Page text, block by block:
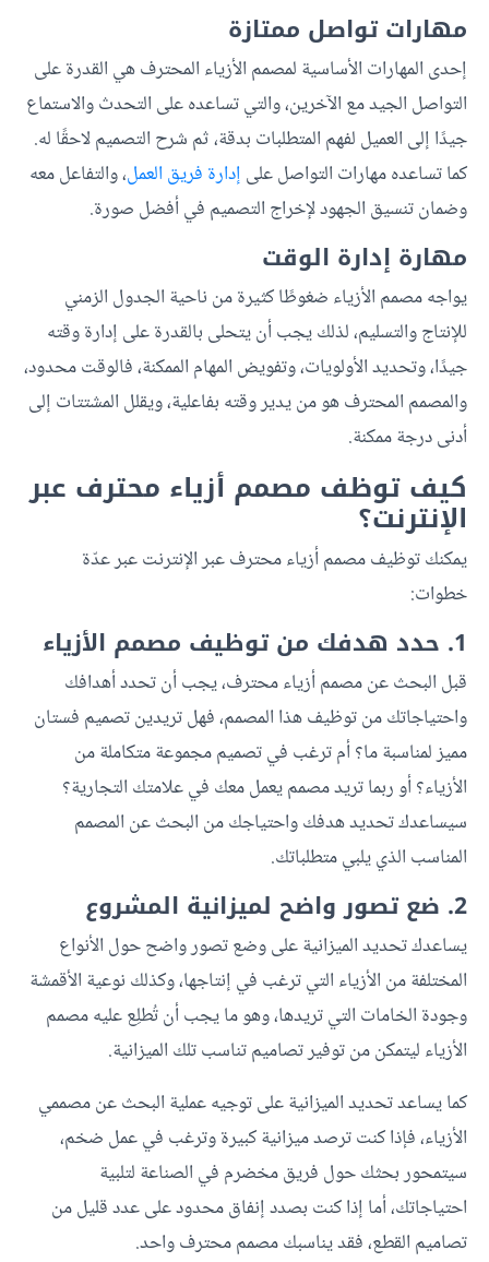
مهارات تواصل ممتازة
إحدى المهارات الأساسية لمصمم الأزياء المحترف هي القدرة على
التواصل الجيد مع الآخرين، والتي تساعده على التحدث والاستماع
جيدًا إلى العميل لفهم المتطلبات بدقة، ثم شرح التصميم لاحقًا له.
كما تساعده مهارات التواصل على إدارة فريق العمل، والتفاعل معه
وضمان تنسيق الجهود لإخراج التصميم في أفضل صورة.
مهارة إدارة الوقت
يواجه مصمم الأزياء ضغوطًا كثيرة من ناحية الجدول الزمني
للإنتاج والتسليم، لذلك يجب أن يتحلى بالقدرة على إدارة وقته
جيدًا، وتحديد الأولويات، وتفويض المهام الممكنة، فالوقت محدود،
والمصمم المحترف هو من يدير وقته بفاعلية، ويقلل المشتتات إلى
أدنى درجة ممكنة.
كيف توظف مصمم أزياء محترف عبر
الإنترنت؟
يمكنك توظيف مصمم أزياء محترف عبر الإنترنت عبر عدّة
خطوات:
1. حدد هدفك من توظيف مصمم الأزياء
قبل البحث عن مصمم أزياء محترف، يجب أن تحدد أهدافك
واحتياجاتك من توظيف هذا المصمم، فهل تريدين تصميم فستان
مميز لمناسبة ما؟ أم ترغب في تصميم مجموعة متكاملة من
الأزياء؟ أو ربما تريد مصمم يعمل معك في علامتك التجارية؟
سيساعدك تحديد هدفك واحتياجك من البحث عن المصمم
المناسب الذي يلبي متطلباتك.
2. ضع تصور واضح لميزانية المشروع
يساعدك تحديد الميزانية على وضع تصور واضح حول الأنواع
المختلفة من الأزياء التي ترغب في إنتاجها، وكذلك نوعية الأقمشة
وجودة الخامات التي تريدها، وهو ما يجب أن تُطلِع عليه مصمم
الأزياء ليتمكن من توفير تصاميم تناسب تلك الميزانية.
كما يساعد تحديد الميزانية على توجيه عملية البحث عن مصممي
الأزياء، فإذا كنت ترصد ميزانية كبيرة وترغب في عمل ضخم،
سيتمحور بحثك حول فريق مخضرم في الصناعة لتلبية
احتياجاتك، أما إذا كنت بصدد إنفاق محدود على عدد قليل من
تصاميم القطع، فقد يناسبك مصمم محترف واحد.